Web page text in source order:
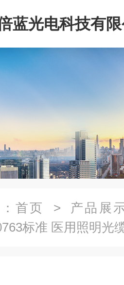
蓝光电科技有
首页 > 产品展
标准 医用照明光